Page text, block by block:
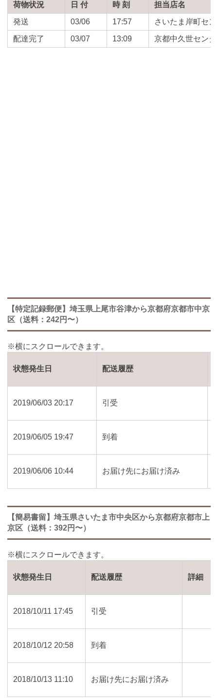
荷物状況 日 付 時 刻 担当店名
発送 03/06 17:57 さいたま岸町セ
配達完了 03/07 13:09 京都中久世センタ
【特定記録郵便】埼玉県上尾市谷津から京都府京都市中京
区（送料：242円〜）
状態発生日 配送履歴
2019/06/03 20:17 引受
2019/06/05 19:47 到着
2019/06/06 10:44 お届け先にお届け済み
【簡易書留】埼玉県さいたま市中央区から京都府京都市上
京区（送料：392円〜）
状態発生日 配送履歴 詳細
2018/10/11 17:45 引受
2018/10/12 20:58 到着
2018/10/13 11:10 お届け先にお届け済み